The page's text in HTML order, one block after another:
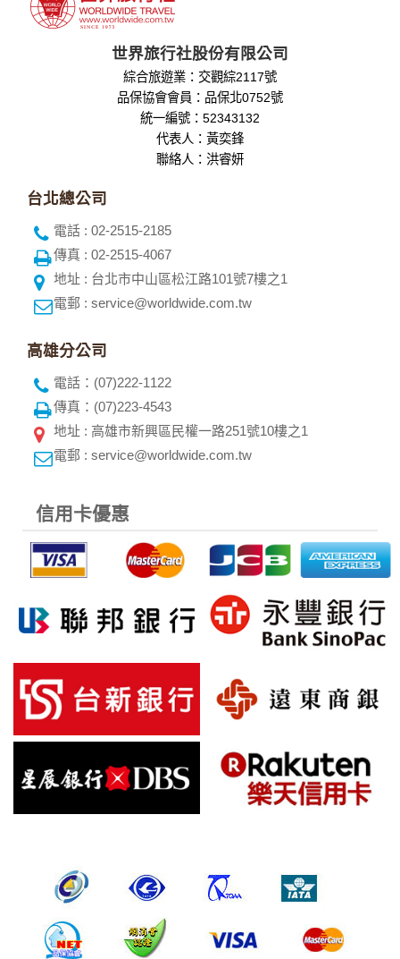
世界旅行社股份有限公司
綜合旅遊業：交觀綜2117號
品保協會會員：品保北0752號
統一編號：52343132
代表人：黃奕鋒
聯絡人：洪睿妍
台北總公司
電話 : 02-2515-2185
傳真 : 02-2515-4067
地址 : 台北市中山區松江路101號7樓之1
電郵 : service@worldwide.com.tw
高雄分公司
電話：(07)222-1122
傳真：(07)223-4543
地址 : 高雄市新興區民權一路251號10樓之1
電郵 : service@worldwide.com.tw
信用卡優惠